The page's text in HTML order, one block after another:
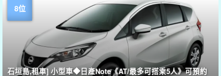
石垣島,租車] 小型車◆日產Note《AT/最多可搭乘5人》可預約